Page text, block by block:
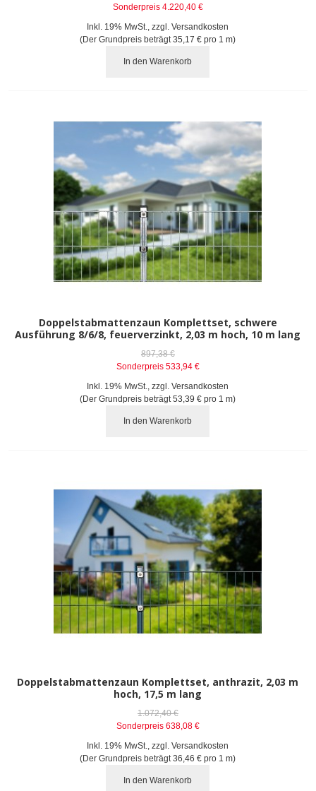
Sonderpreis 4.220,40 €
Inkl. 19% MwSt.
,zzgl.Versandkosten
(Der Grundpreis beträgt35,17 € pro 1 m)
In den Warenkorb
Doppelstabmattenzaun Komplettset, schwere
Ausführung 8/6/8, feuerverzinkt, 2,03 m hoch, 10 m lang
897,38 €
Sonderpreis 533,94 €
Inkl. 19% MwSt.
,zzgl.Versandkosten
(Der Grundpreis beträgt53,39 € pro 1 m)
In den Warenkorb
Doppelstabmattenzaun Komplettset, anthrazit, 2,03 m
hoch, 17,5 m lang
1.072,40 €
Sonderpreis 638,08 €
Inkl. 19% MwSt.
,zzgl.Versandkosten
(Der Grundpreis beträgt36,46 € pro 1 m)
In den Warenkorb